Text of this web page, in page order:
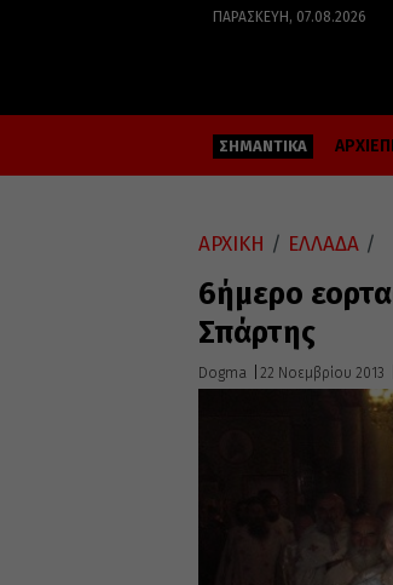
ΠΑΡΑΣΚΕΥΉ, 07.08.2026
ΣΗΜΑΝΤΙΚΑ
ΑΡΧΙΚΗ / ΕΛΛΑΔΑ /
6ήμερο
Σπάρτης
Dogma 22 Νοεμβρίου 2013